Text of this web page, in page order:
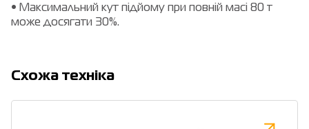
• Максимальний кут підйому при повній масі 80 т
може досягати 30%.
Cхожа техніка